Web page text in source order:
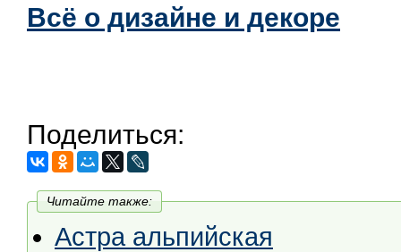
Всё о дизайне и декоре
Поделиться:
Читайте также:
Астра альпийская